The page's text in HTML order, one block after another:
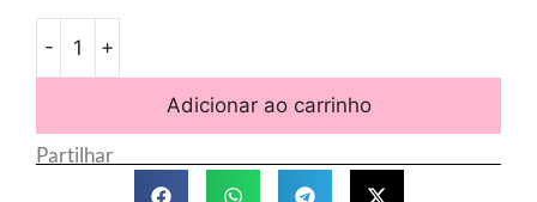
- +
Adicionar ao carrinho
Partilhar